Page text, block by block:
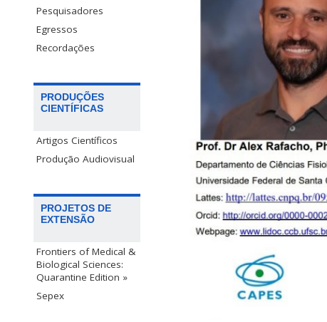
Pesquisadores
Egressos
Recordações
PRODUÇÕES
CIENTÍFICAS
Artigos Científicos
Produção Audiovisual
PROJETOS DE
EXTENSÃO
Frontiers of Medical &
Biological Sciences:
Quarantine Edition »
Sepex